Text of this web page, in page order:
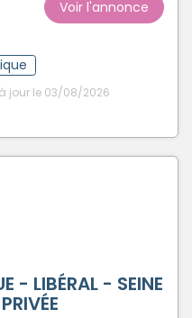
Voir l'annonce
jour le 03/08/2026
- LIBÉRAL - SEINE